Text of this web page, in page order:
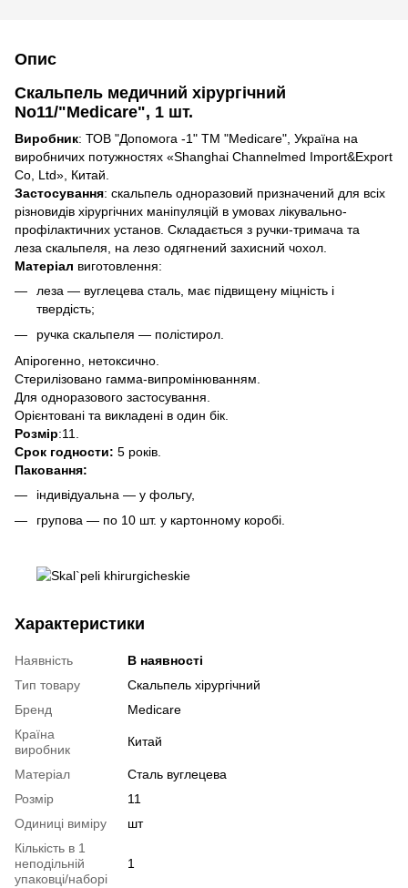
Опис
Скальпель медичний хірургічний
No11/"Medicare", 1 шт.
Виробник: ТОВ "Допомога -1" ТМ "Medicare", Україна на
виробничих потужностях «Shanghai Channelmed Import&Export
Co, Ltd», Китай.
Застосування: скальпель одноразовий призначений для всіх
різновидів хірургічних маніпуляцій в умовах лікувально-
профілактичних установ. Складається з ручки-тримача та
леза скальпеля, на лезо одягнений захисний чохол.
Матеріал виготовлення:
леза — вуглецева сталь, має підвищену міцність і
твердість;
ручка скальпеля — полістирол.
Апірогенно, нетоксично.
Стерилізовано гамма-випромінюванням.
Для одноразового застосування.
Орієнтовані та викладені в один бік.
Розмір:11.
Срок годности: 5 років.
Паковання:
індивідуальна — у фольгу,
групова — по 10 шт. у картонному коробі.
Характеристики
Наявність
В наявності
Тип товару
Скальпель хірургічний
Бренд
Medicare
Країна
виробник
Китай
Матеріал
Сталь вуглецева
Розмір
11
Одиниці виміру
шт
Кількість в 1
неподільній
упаковці/наборі
1